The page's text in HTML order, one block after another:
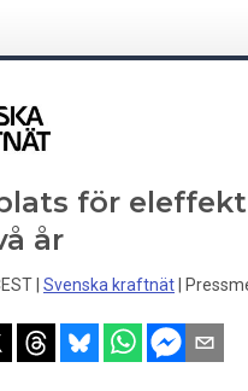
för eleffekt
år
Svenska kraftnät